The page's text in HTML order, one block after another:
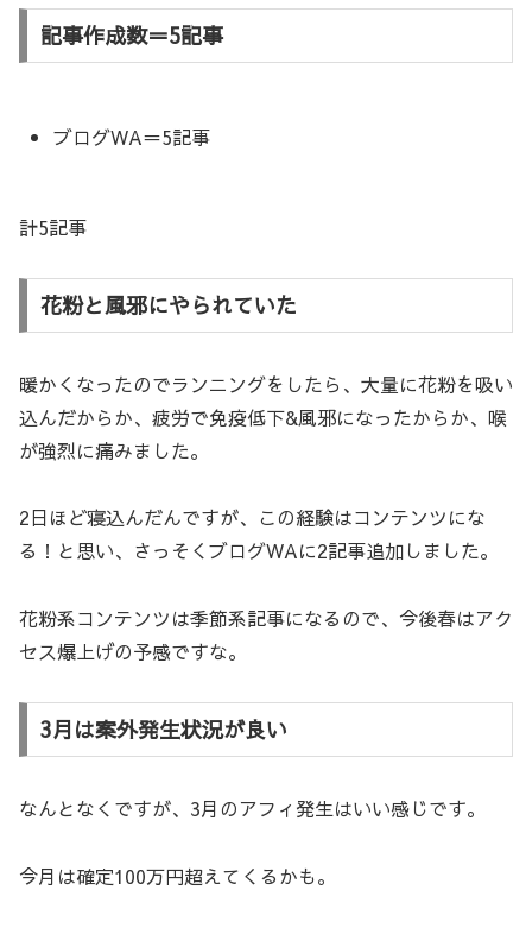
記事作成数＝5記事
ブログWA＝5記事
計5記事
花粉と風邪にやられていた
暖かくなったのでランニングをしたら、大量に花粉を吸い
込んだからか、疲労で免疫低下&風邪になったからか、喉
が強烈に痛みました。
2日ほど寝込んだんですが、この経験はコンテンツにな
る！と思い、さっそくブログWAに2記事追加しました。
花粉系コンテンツは季節系記事になるので、今後春はアク
セス爆上げの予感ですな。
3月は案外発生状況が良い
なんとなくですが、3月のアフィ発生はいい感じです。
今月は確定100万円超えてくるかも。